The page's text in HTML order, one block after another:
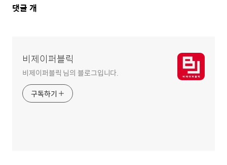
댓
댓글 개
비제이퍼블릭
비제이퍼블릭 님의 블로그입니다.
구독하기